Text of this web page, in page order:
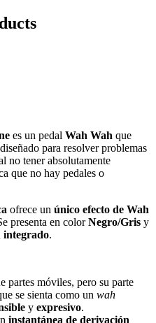
es un pedal Wah Wah que
para resolver problemas
no tener absolutamente
que no hay pedales o
ofrece un único efecto de Wah
presenta en colorNegro/Gris y
integrado.
partes móviles, pero su parte
se sienta como un wah
y expresivo.
instantánea de derivación